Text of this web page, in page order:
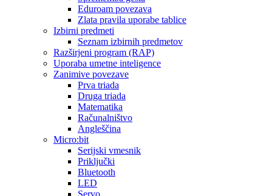
Eduroam povezava
Zlata pravila uporabe tablice
Izbirni predmeti
Seznam izbirnih predmetov
Razširjeni program (RAP)
Uporaba umetne inteligence
Zanimive povezave
Prva triada
Druga triada
Matematika
Računalništvo
Angleščina
Micro:bit
Serijski vmesnik
Priključki
Bluetooth
LED
Servo